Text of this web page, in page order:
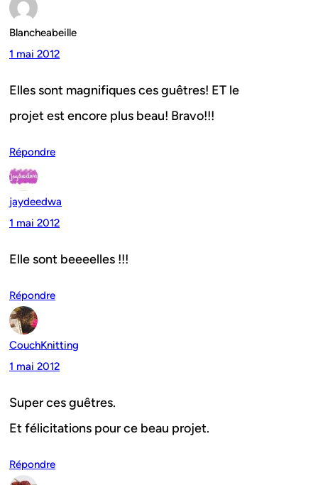
Blancheabeille
1 mai 2012
Elles sont magnifiques ces guêtres! ET le
projet est encore plus beau! Bravo!!!
Répondre
jaydeedwa
1 mai 2012
Elle sont beeeelles !!!
Répondre
CouchKnitting
1 mai 2012
Super ces guêtres.
Et félicitations pour ce beau projet.
Répondre